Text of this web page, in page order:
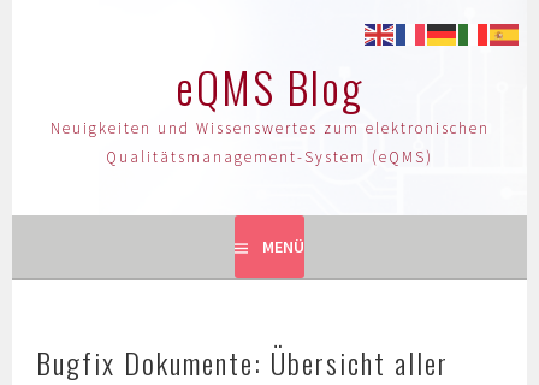
eQMS Blog
Neuigkeiten und Wissenswertes zum elektronischen
Qualitätsmanagement-System (eQMS)
MENÜ
Bugfix Dokumente: Übersicht aller